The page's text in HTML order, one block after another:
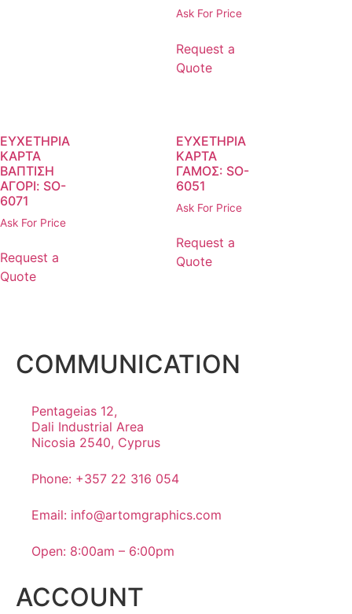
Ask For Price
Request a
Quote
ΕΥΧΕΤΗΡΙΑ
ΚΑΡΤΑ
ΒΑΠΤΙΣΗ
ΑΓΟΡΙ: SO-
6071
Ask For Price
Request a
Quote
ΕΥΧΕΤΗΡΙΑ
ΚΑΡΤΑ
ΓΑΜΟΣ: SO-
6051
Ask For Price
Request a
Quote
COMMUNICATION
Pentageias 12,
Dali Industrial Area
Nicosia 2540, Cyprus
Phone: +357 22 316 054
Email: info@artomgraphics.com
Open: 8:00am – 6:00pm
ACCOUNT